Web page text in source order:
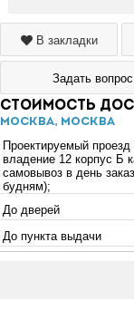
В закладки
Задать
Стоимость
Москва, Москва
Проектируемый проезд
владение 12 корпус Б
самовывоз в день
будням);
До дверей
До пункта выдачи